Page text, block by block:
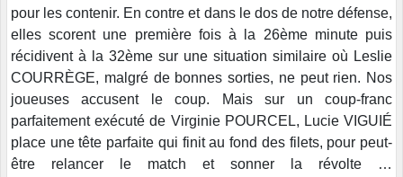
pour les contenir. En contre et dans le dos de notre défense,
elles scorent une première fois à la 26ème minute puis
récidivent à la 32ème sur une situation similaire où Leslie
COURRÈGE, malgré de bonnes sorties, ne peut rien. Nos
joueuses accusent le coup. Mais sur un coup-franc
parfaitement exécuté de Virginie POURCEL, Lucie VIGUIÉ
place une tête parfaite qui finit au fond des filets, pour peut-
être relancer le match et sonner la révolte …